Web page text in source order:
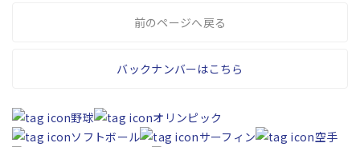
前のページへ戻る
バックナンバーはこちら
野球
オリンピック
ソフトボール
サーフィン
空手